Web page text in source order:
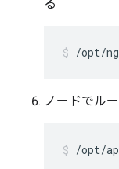
る
/opt/
ノードでル
/opt/